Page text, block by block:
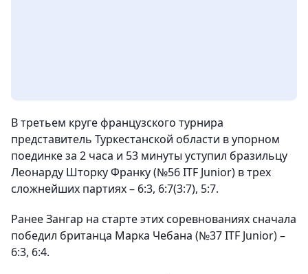
В третьем круге французского турнира
представитель Туркестанской области в упорном
поединке за 2 часа и 53 минуты уступил бразильцу
Леонарду Шторку Франку (№56 ITF Junior) в трех
сложнейших партиях – 6:3, 6:7(3:7), 5:7.
Ранее Зангар на старте этих соревнованиях сначала
победил британца Марка Чебана (№37 ITF Junior) –
6:3, 6:4.